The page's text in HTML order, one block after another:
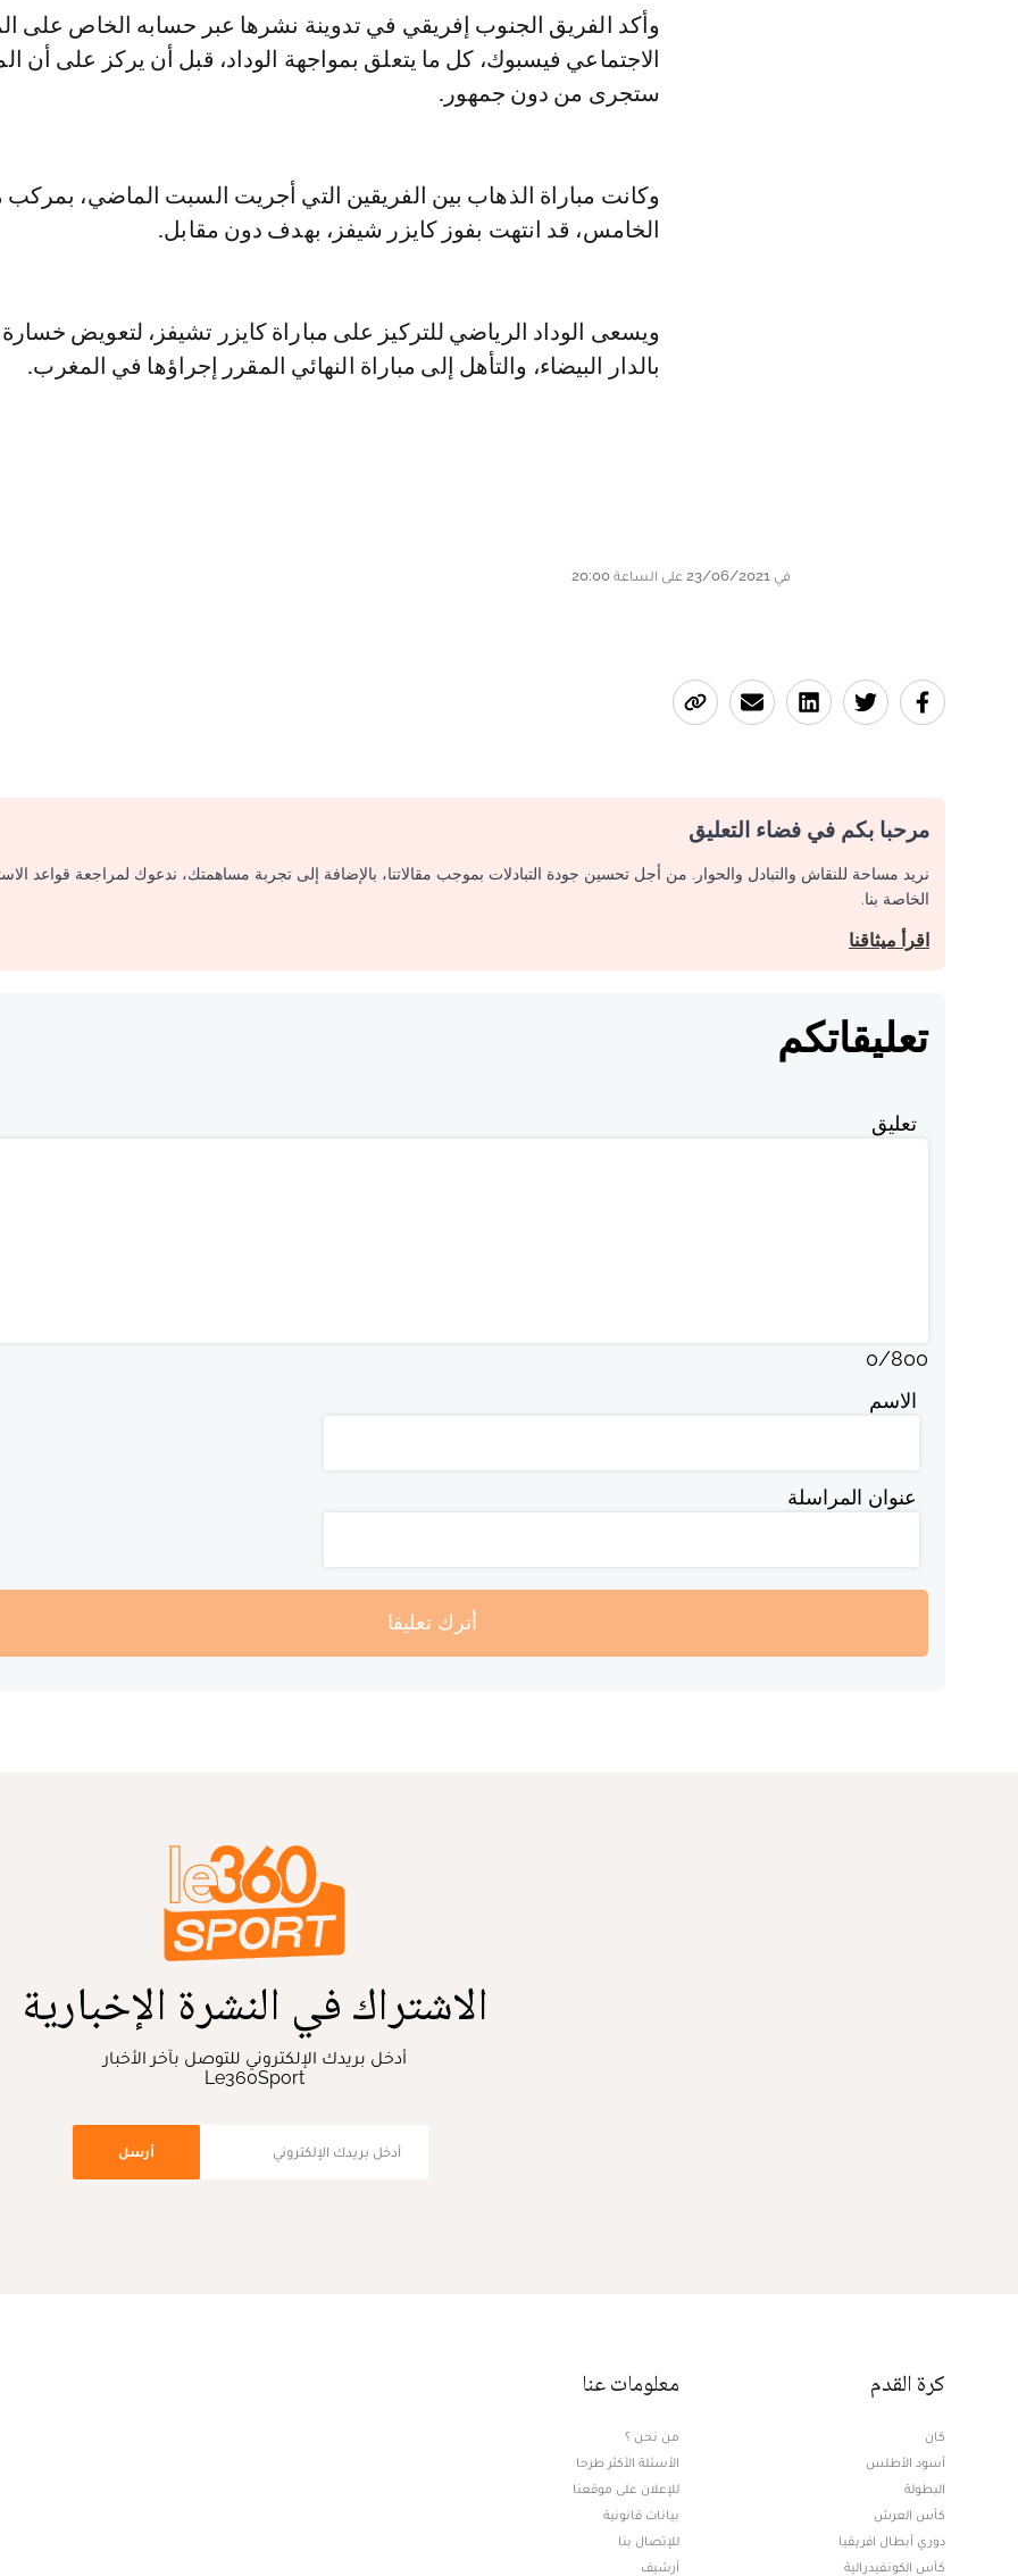
وأكد الفريق الجنوب إفريقي في تدوينة نشرها عبر حسابه الخاص على
الاجتماعي فيسبوك، كل ما يتعلق بمواجهة الوداد، قبل أن يركز على أن
ستجرى من دون جمهور.
وكانت مباراة الذهاب بين الفريقين التي أجريت السبت الماضي،
الخامس، قد انتهت بفوز كايزر شيفز، بهدف دون مقابل.
ويسعى الوداد الرياضي للتركيز على مباراة كايزر تشيفز، لتعويض
بالدار البيضاء، والتأهل إلى مباراة النهائي المقرر إجراؤها في المغرب.
في 23/06/2021 على الساعة 20:00
مرحبا بكم في فضاء التعليق
نريد مساحة للنقاش والتبادل والحوار. من أجل تحسين جودة التبادلات بموجب مقالاتنا، بالإضافة إلى تجربة مساهمتك، ندعوك لمراجعة قواعد
الخاصة بنا.
اقرأ ميثاقنا
تعليقاتكم
تعليق
0/800
الاسم
عنوان المراسلة
أترك تعليقا
الاشتراك في النشرة الإخبارية
أدخل بريدك الإلكتروني للتوصل بآخر الأخبار
Le360Sport
أرسل
كرة القدم
كان
أسود الأطلس
البطولة
كأس العرش
دوري أبطال افريقيا
كأس الكونفيدرالية
معلومات عنا
من نحن ؟
الأسئلة الأكثر طرحا
للإعلان على موقعنا
بيانات قانونية
للإتصال بنا
أرشيف